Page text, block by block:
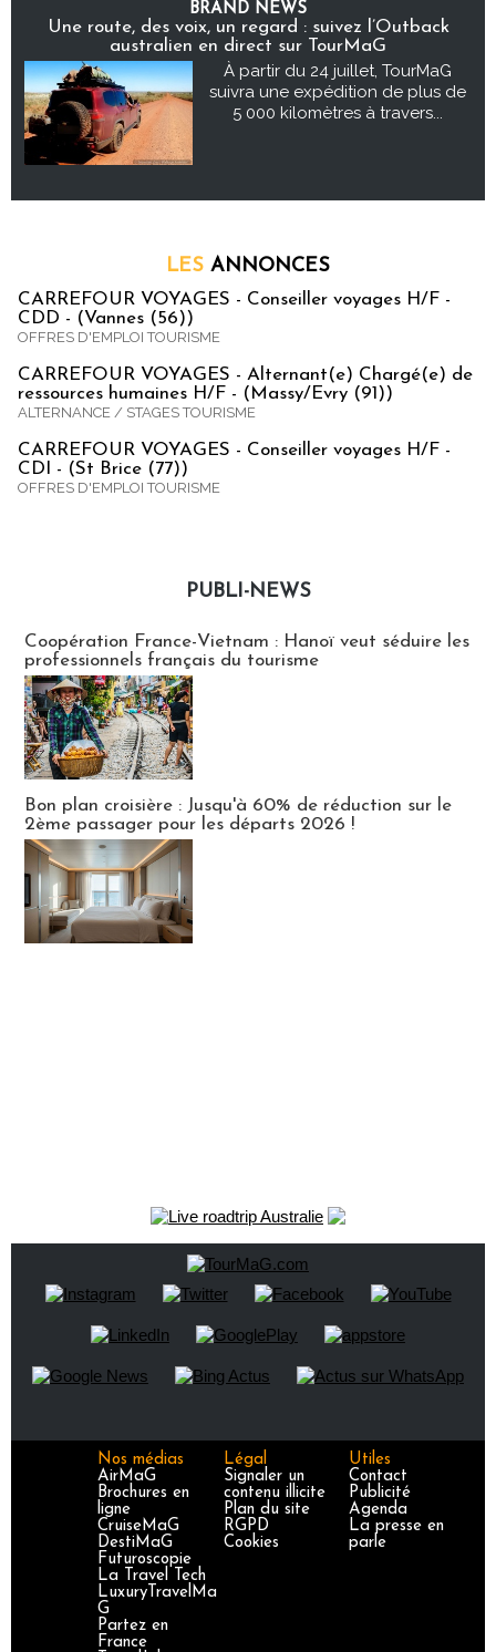
BRAND NEWS
Une route, des voix, un regard : suivez l’Outback
australien en direct sur TourMaG
À partir du 24 juillet, TourMaG
suivra une expédition de plus de
5 000 kilomètres à travers...
LES ANNONCES
CARREFOUR VOYAGES - Conseiller voyages H/F -
CDD - (Vannes (56))
OFFRES D'EMPLOI TOURISME
CARREFOUR VOYAGES - Alternant(e) Chargé(e) de
ressources humaines H/F - (Massy/Evry (91))
ALTERNANCE / STAGES TOURISME
CARREFOUR VOYAGES - Conseiller voyages H/F -
CDI - (St Brice (77))
OFFRES D'EMPLOI TOURISME
PUBLI-NEWS
Coopération France-Vietnam : Hanoï veut séduire les
professionnels français du tourisme
Bon plan croisière : Jusqu'à 60% de réduction sur le
2ème passager pour les départs 2026 !
Nos médias
AirMaG
Brochures en
ligne
CruiseMaG
DestiMaG
Futuroscopie
La Travel Tech
LuxuryTravelMa
G
Partez en
France
Légal
Signaler un
contenu illicite
Plan du site
RGPD
Cookies
Utiles
Contact
Publicité
Agenda
La presse en
parle